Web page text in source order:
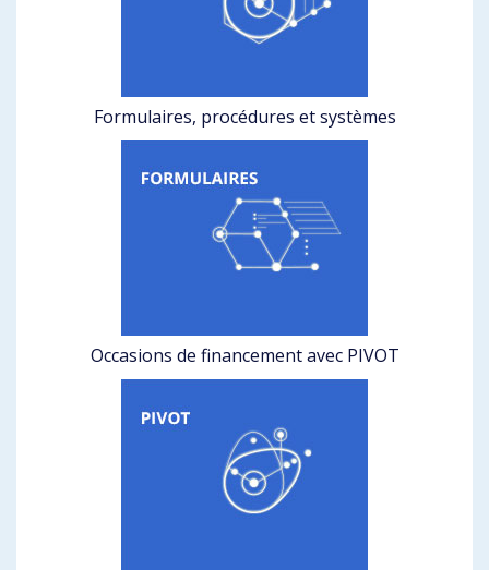
Formulaires, procédures et systèmes
Occasions de financement avec PIVOT